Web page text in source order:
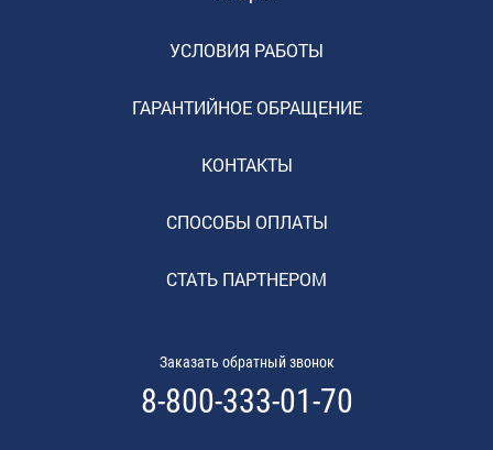
УСЛОВИЯ РАБОТЫ
ГАРАНТИЙНОЕ ОБРАЩЕНИЕ
КОНТАКТЫ
СПОСОБЫ ОПЛАТЫ
СТАТЬ ПАРТНЕРОМ
Заказать обратный звонок
8-800-333-01-70